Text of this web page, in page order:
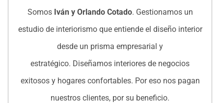
Somos Iván y Orlando Cotado. Gestionamos un
estudio de interiorismo que entiende el diseño interior
desde un prisma empresarial y
estratégico. Diseñamos interiores de negocios
exitosos y hogares confortables. Por eso nos pagan
nuestros clientes, por su beneficio.